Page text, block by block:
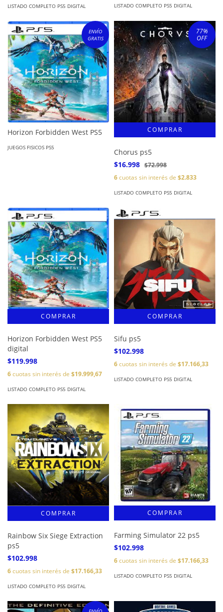
LISTADO COMPLETO PS5 DIGITAL LISTADO COMPLETO PS5 DIGITAL
ENVÍO
GRATIS
Horizon Forbidden West PS5
JUEGOS FISICOS PS5
77%
OFF
Chorus ps5
$16.998 $72.998
6cuotas sin interés de $2.833
LISTADO COMPLETO PS5 DIGITAL
Horizon Forbidden West PS5
digital
$119.998
6cuotas sin interés de $19.999,67
LISTADO COMPLETO PS5 DIGITAL
Sifu ps5
$102.998
6cuotas sin interés de $17.166,33
LISTADO COMPLETO PS5 DIGITAL
Rainbow Six Siege Extraction
ps5
$102.998
6cuotas sin interés de $17.166,33
LISTADO COMPLETO PS5 DIGITAL
Farming Simulator 22 ps5
$102.998
6cuotas sin interés de $17.166,33
LISTADO COMPLETO PS5 DIGITAL